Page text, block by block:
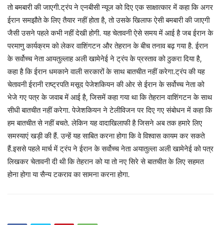
तो बमबारी की जाएगी.ट्रंप ने एनबीसी न्यूज को दिए एक साक्षात्कार में कहा कि अगर
ईरान समझौते के लिए तैयार नहीं होता है, तो उसके खिलाफ ऐसी बमबारी की जाएगी
जैसी उसने पहले कभी नहीं देखी होगी. यह चेतावनी ऐसे समय में आई है जब ईरान के
परमाणु कार्यक्रम को लेकर वाशिंगटन और तेहरान के बीच तनाव बढ़ गया है. ईरान
के सर्वोच्च नेता आयतुल्लाह अली खामेनेई ने ट्रंप के प्रस्ताव को ठुकरा दिया है,
कहा है कि ईरान धमकाने वाली सरकारों के साथ बातचीत नहीं करेगा.ट्रंप की यह
चेतावनी ईरानी राष्ट्रपति मसूद पेजेशकियन की ओर से ईरान के सर्वोच्च नेता को
भेजे गए पत्र के जवाब में आई है, जिसमें कहा गया था कि तेहरान वाशिंगटन के साथ
सीधी बातचीत नहीं करेगा. पेजेशकियन ने टेलीविजन पर दिए गए संबोधन में कहा कि
हम बातचीत से नहीं बचते. लेकिन यह वादाखिलाफी है जिसने अब तक हमारे लिए
समस्याएं खड़ी की हैं. उन्हें यह साबित करना होगा कि वे विश्वास कायम कर सकते
हैं.इससे पहले मार्च में ट्रंप ने ईरान के सर्वोच्च नेता अयातुल्ला अली खामेनेई को पत्र
लिखकर चेतावनी दी थी कि तेहरान को या तो नए सिरे से बातचीत के लिए सहमत
होना होगा या सैन्य टकराव का सामना करना होगा.